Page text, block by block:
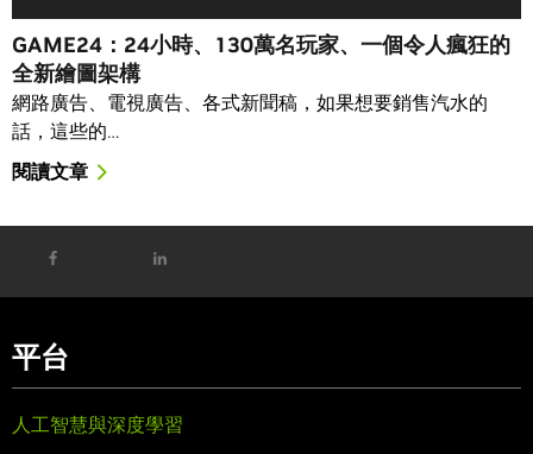
GAME24：24小時、130萬名玩家、一個令人瘋狂的
全新繪圖架構
網路廣告、電視廣告、各式新聞稿，如果想要銷售汽水的
話，這些的…
閱讀文章
平台
人工智慧與深度學習